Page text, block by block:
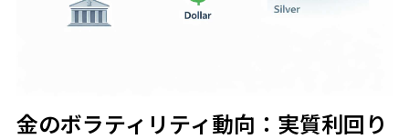
金のボラティリティ動向：実質利回り